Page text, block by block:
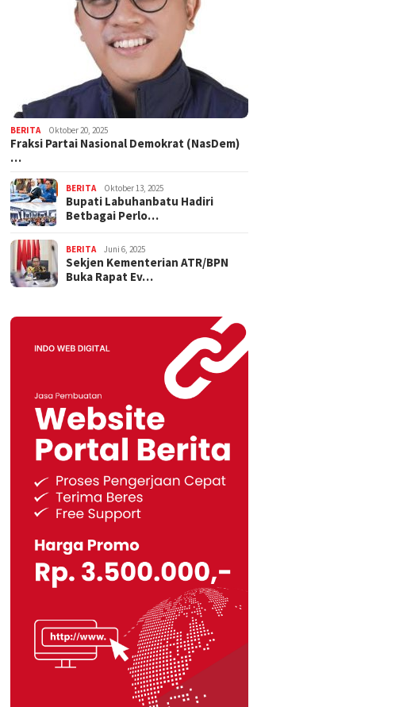
BERITA Oktober 20, 2025
Fraksi Partai Nasional Demokrat (NasDem)
…
BERITA Oktober 13, 2025
Bupati Labuhanbatu Hadiri
Betbagai Perlo…
BERITA Juni 6, 2025
Sekjen Kementerian ATR/BPN
Buka Rapat Ev…